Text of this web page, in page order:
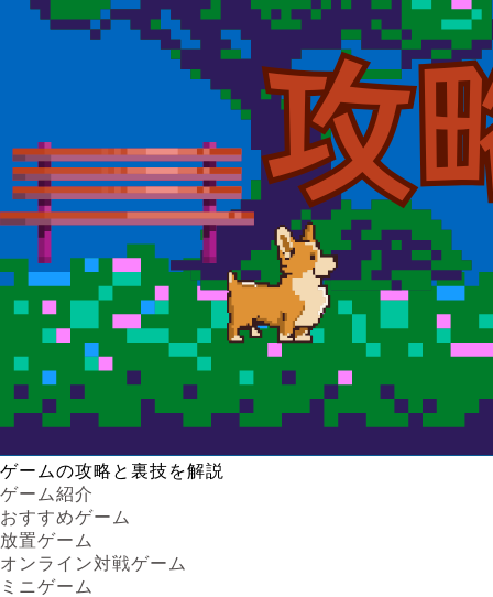
ゲームの攻略と裏技を解説
ゲーム紹介
おすすめゲーム
放置ゲーム
オンライン対戦ゲーム
ミニゲーム